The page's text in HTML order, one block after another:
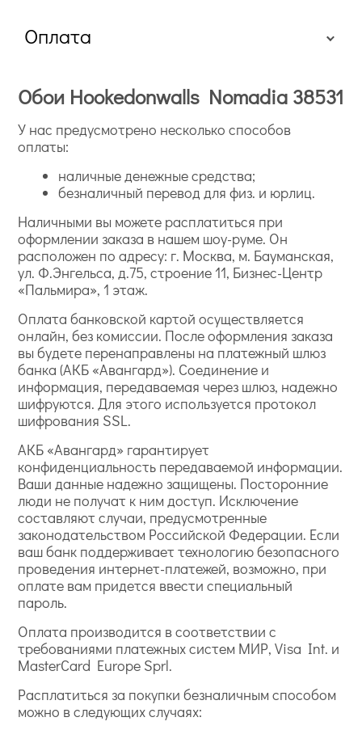
Оплата
Обои Hookedonwalls Nomadia 38531
У нас предусмотрено несколько способов
оплаты:
наличные денежные средства;
безналичный перевод для физ. и юрлиц.
Наличными вы можете расплатиться при
оформлении заказа в нашем шоу-руме. Он
расположен по адресу: г. Москва, м. Бауманская,
ул. Ф.Энгельса, д.75, строение 11, Бизнес-Центр
«Пальмира», 1 этаж.
Оплата банковской картой осуществляется
онлайн, без комиссии. После оформления заказа
вы будете перенаправлены на платежный шлюз
банка (АКБ «Авангард»). Соединение и
информация, передаваемая через шлюз, надежно
шифруются. Для этого используется протокол
шифрования SSL.
АКБ «Авангард» гарантирует
конфиденциальность передаваемой информации.
Ваши данные надежно защищены. Посторонние
люди не получат к ним доступ. Исключение
составляют случаи, предусмотренные
законодательством Российской Федерации. Если
ваш банк поддерживает технологию безопасного
проведения интернет-платежей, возможно, при
оплате вам придется ввести специальный
пароль.
Оплата производится в соответствии с
требованиями платежных систем МИР, Visa Int. и
MasterCard Europe Sprl.
Расплатиться за покупки безналичным способом
можно в следующих случаях: